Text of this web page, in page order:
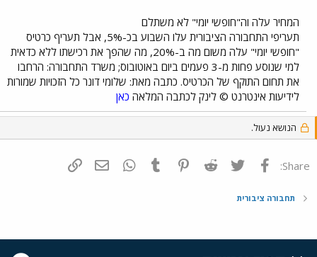
המחיר עלה וה"חופשי יומי" לא משתלם
תעריפי התחבורה הציבורית עלו השבוע בכ-5%, אבל תעריף כרטיס
"חופשי יומי" עלה משום מה ב-20%, מה שהפך את רכישתו ללא כדאית
למי שנוסע פחות מ-3 פעמים ביום באוטובוס; משרד התחבורה: הרחבו
את תחום התוקף של הכרטיס. כתבה מאת: שלומי דונר כל הזכויות שמורות
לידיעות אינטרנט © לינק לכתבה המלאה כאן
הנושא נעול.
Share: פייסבוק Twitter
Reddit
Pinterest
Tumblr
WhatsAppדואר אלקטרוני
תחבורה ציבורית